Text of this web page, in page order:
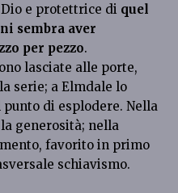
e protettrice di quel
sembra aver
per pezzo.
lasciate alle porte,
serie; a Elmdale lo
di esplodere. Nella
generosità; nella
favorito in primo
schiavismo.